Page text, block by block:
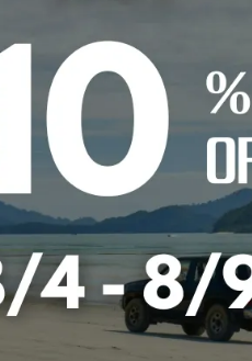
RECOMMEND OPTION
おすすめオプション